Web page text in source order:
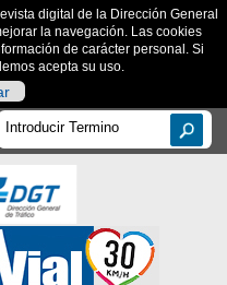
digital de la Dirección General
la navegación. Las cookies
de carácter personal. Si
acepta su uso.